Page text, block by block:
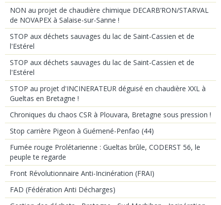
NON au projet de chaudière chimique DECARB’RON/STARVAL
de NOVAPEX à Salaise-sur-Sanne !
STOP aux déchets sauvages du lac de Saint-Cassien et de
l'Estérel
STOP aux déchets sauvages du lac de Saint-Cassien et de
l'Estérel
STOP au projet d'INCINERATEUR déguisé en chaudière XXL à
Gueltas en Bretagne !
Chroniques du chaos CSR à Plouvara, Bretagne sous pression !
Stop carrière Pigeon à Guémené-Penfao (44)
Fumée rouge Prolétarienne : Gueltas brûle, CODERST 56, le
peuple te regarde
Front Révolutionnaire Anti-Incinération (FRAI)
FAD (Fédération Anti Décharges)